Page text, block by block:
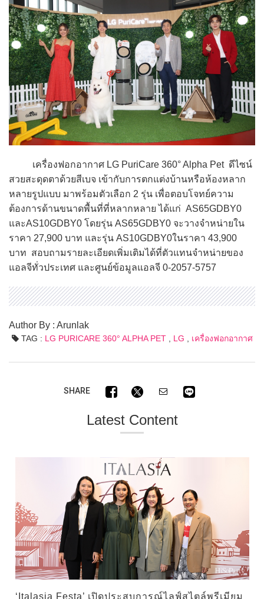
เครื่องฟอกอากาศ LG PuriCare 360° Alpha Pet ดีไซน์
สวยสะดุดตาด้วยสีเบจ เข้ากับการตกแต่งบ้านหรือห้องหลาก
หลายรูปแบบ มาพร้อมตัวเลือก 2 รุ่น เพื่อตอบโจทย์ความ
ต้องการด้านขนาดพื้นที่ที่หลากหลาย ได้แก่ AS65GDBY0
และAS10GDBY0 โดยรุ่น AS65GDBY0 จะวางจำหน่ายใน
ราคา 27,900 บาท และรุ่น AS10GDBY0ในราคา 43,900
บาท สอบถามรายละเอียดเพิ่มเติมได้ที่ตัวแทนจำหน่ายของ
แอลจีทั่วประเทศ และศูนย์ข้อมูลแอลจี 0-2057-5757
Author By : Arunlak
TAG : LG PURICARE 360° ALPHA PET, LG เครื่องฟอกอากาศ
SHARE
Latest Content
‘Italasia Festa’ เปิดประสบการณ์ไลฟ์สไตล์พรีเมียม